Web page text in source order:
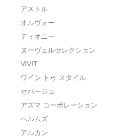
アストル
オルヴォー
ディオニー
ヌーヴェルセレクション
VIVIT
ワイン トゥ スタイル
セパージュ
アズマ コーポレーション
ヘルムズ
アルカン